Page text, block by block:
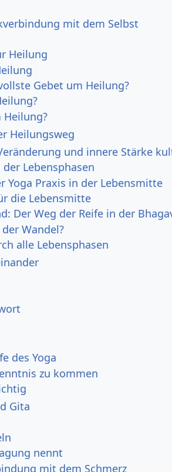
mit dem Selbst
Heilung
Gebet um Heilung?
Heilungsweg
und innere Stärke
Lebensphasen
Yoga Praxis in der Lebensmitte
die Lebensmitte
Der Weg der Reife in der
Wandel?
alle Lebensphasen
des Yoga
zu kommen
Gita
nennt
mit dem Schmerz